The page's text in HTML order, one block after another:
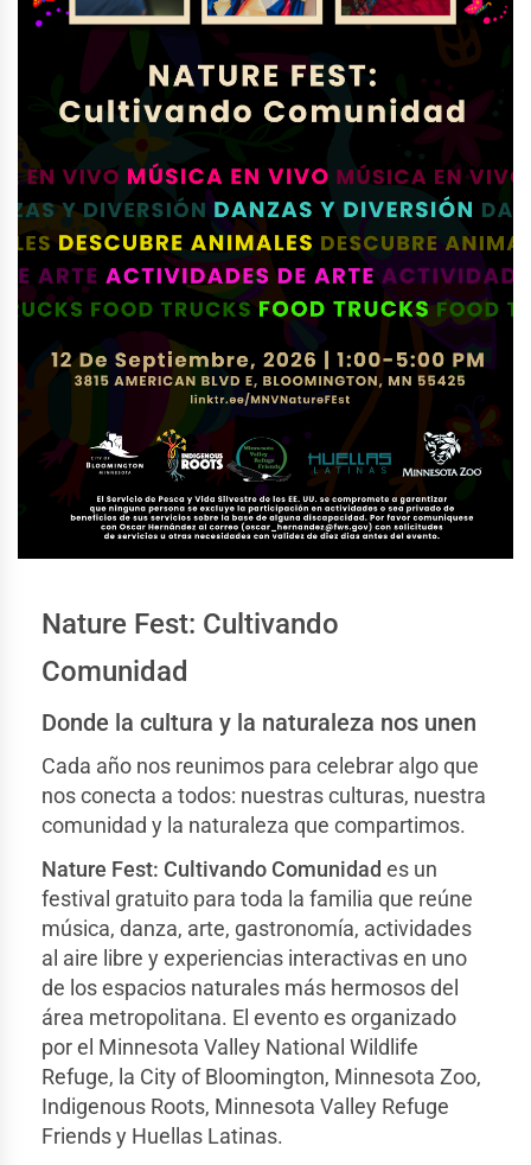
Nature Fest: Cultivando
Comunidad
Donde la cultura y la naturaleza nos unen
Cada año nos reunimos para celebrar algo que
nos conecta a todos: nuestras culturas, nuestra
comunidad y la naturaleza que compartimos.
Nature Fest: Cultivando Comunidad es un
festival gratuito para toda la familia que reúne
música, danza, arte, gastronomía, actividades
al aire libre y experiencias interactivas en uno
de los espacios naturales más hermosos del
área metropolitana. El evento es organizado
por el Minnesota Valley National Wildlife
Refuge, la City of Bloomington, Minnesota Zoo,
Indigenous Roots, Minnesota Valley Refuge
Friendsy Huellas Latinas.